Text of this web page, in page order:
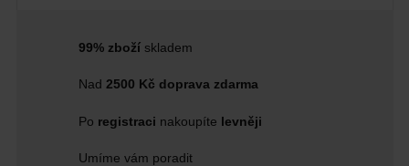
99% zbožískladem
Nad 2500 Kč doprava zdarma
Po registraci nakoupíte levněji
Umíme vám poradit